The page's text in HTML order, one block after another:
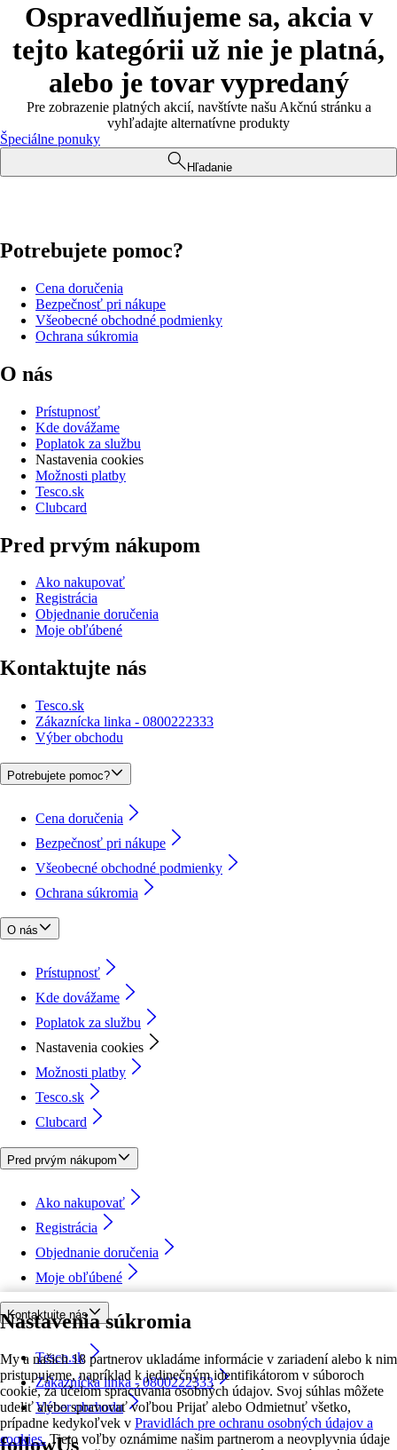
Nastavenia súkromia
My a našich 18 partnerov ukladáme informácie v zariadení alebo k nim
pristupujeme, napríklad k jedinečným identifikátorom v súboroch
cookie, za účelom spracúvania osobných údajov. Svoj súhlas môžete
udeliť alebo spravovať voľbou Prijať alebo Odmietnuť všetko,
prípadne kedykoľvek v Pravidlách pre ochranu osobných údajov a
cookies. Tieto voľby oznámime našim partnerom a neovplyvnia údaje
Ospravedlňujeme sa, akcia v
tejto kategórii už nie je platná,
alebo je tovar vypredaný
Pre zobrazenie platných akcií, navštívte našu Akčnú stránku a
vyhľadajte alternatívne produkty
Špeciálne ponuky
Hľadanie
Potrebujete pomoc?
Cena doručenia
Bezpečnosť pri nákupe
Všeobecné obchodné podmienky
Ochrana súkromia
O nás
Prístupnosť
Kde dovážame
Poplatok za službu
Nastavenia cookies
Možnosti platby
Tesco.sk
Clubcard
Pred prvým nákupom
Ako nakupovať
Registrácia
Objednanie doručenia
Moje obľúbené
Kontaktujte nás
Tesco.sk
Zákaznícka linka - 0800222333
Výber obchodu
Potrebujete pomoc?
Cena doručenia
Bezpečnosť pri nákupe
Všeobecné obchodné podmienky
Ochrana súkromia
O nás
Prístupnosť
Kde dovážame
Poplatok za službu
Nastavenia cookies
Možnosti platby
Tesco.sk
Clubcard
Pred prvým nákupom
Ako nakupovať
Registrácia
Objednanie doručenia
Moje obľúbené
Kontaktujte nás
Tesco.sk
Zákaznícka linka - 0800222333
Výber obchodu
followUs